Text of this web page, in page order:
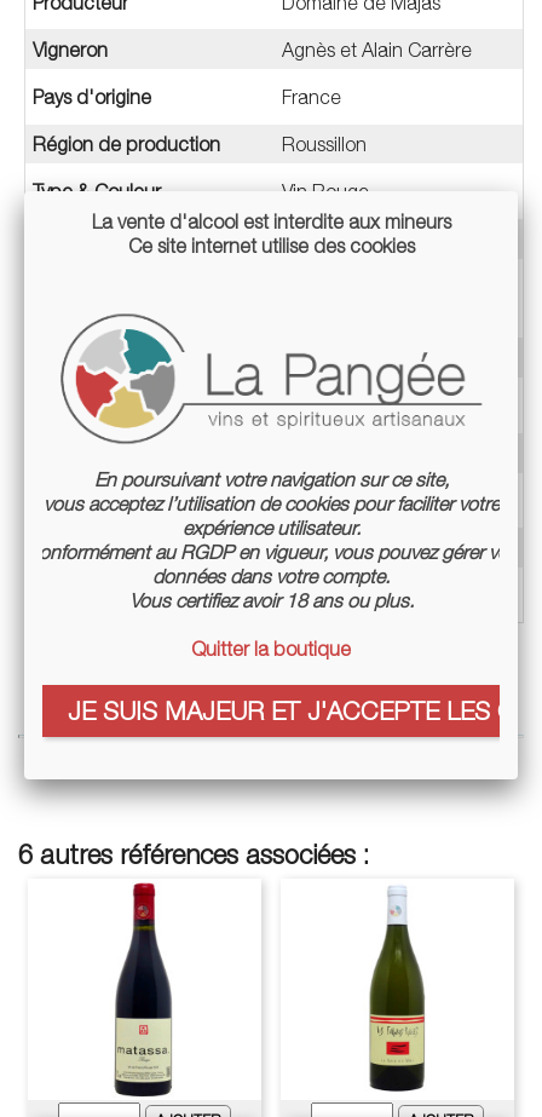
Vigneron Agnès et Alain Carrère
Pays d'origine France
Région de production Roussillon
Type & Couleur Vin Rouge
Vin Tranquille
Millésime 2025
Appellation Côtes Catalanes
Label AB
Mode de culture Culture biologique certifiée
Conditionnement Bouteille 75cl
6 autres références associées :
La vente d'alcool est interdite aux mineurs
Ce site internet utilise des cookies
En poursuivant votre navigation sur ce site,
vous acceptez l’utilisation de cookies pour faciliter votre
expérience utilisateur.
Conformément au RGDP en vigueur, vous pouvez gérer vos
données dans votre compte.
Vous certifiez avoir 18 ans ou plus.
Quitter la boutique
JE SUIS MAJEUR ET J'ACCEPTE LES